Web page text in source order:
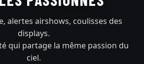
alertes airshows, coulisses des
displays.
qui partage la même passion du
ciel.